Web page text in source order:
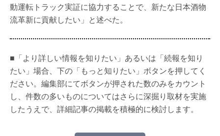
動運転トラック実証に協力することで、新たな日本酒物
流革新に貢献したい」と述べた。
■「より詳しい情報を知りたい」あるいは「続報を知り
たい」場合、下の「もっと知りたい」ボタンを押してく
ださい。編集部にてボタンが押された数のみをカウント
し、件数の多いものについてはさらに深掘り取材を実施
したうえで、詳細記事の掲載を積極的に検討します。